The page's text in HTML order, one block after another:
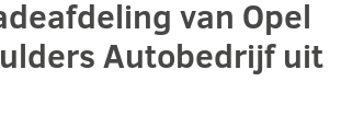
van Opel
Autobedrijf uit